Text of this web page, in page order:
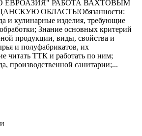
ЕВРОАЗИЯ" РАБОТА ВАХТОВЫМ
ОБЛАСТЬ!Обязанности:
и кулинарные изделия, требующие
Знание основных критерий
продукции, виды, свойства и
и полуфабрикатов, их
читать ТТК и работать по ним;
производственной санитарии;...